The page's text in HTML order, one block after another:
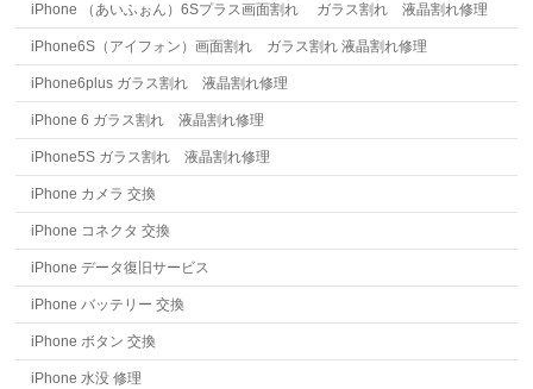
iPhone （あいふぉん）6Sプラス画面割れ ガラス割れ 液晶割れ修理
iPhone6S（アイフォン）画面割れ ガラス割れ 液晶割れ修理
iPhone6plus ガラス割れ 液晶割れ修理
iPhone 6 ガラス割れ 液晶割れ修理
iPhone5S ガラス割れ 液晶割れ修理
iPhone カメラ 交換
iPhone コネクタ 交換
iPhone データ復旧サービス
iPhone バッテリー 交換
iPhone ボタン 交換
iPhone 水没 修理